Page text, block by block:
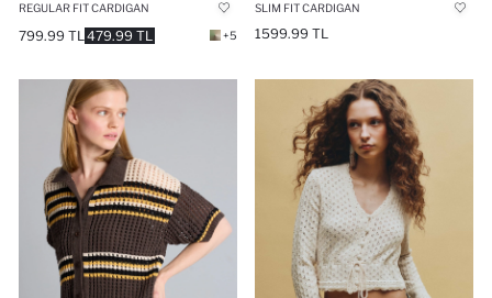
REGULAR FIT CARDIGAN
479.99 TL
799.99 TL +5
SLIM FIT CARDIGAN
1599.99 TL